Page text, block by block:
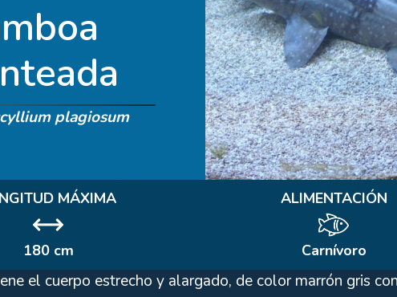
plagiosum
MÁXIMA
180 cm
ALIMENTACIÓN
Carnívoro
el cuerpo estrecho y alargado, de color marrón gris